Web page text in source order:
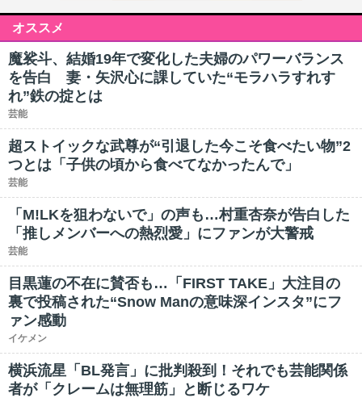
オススメ
魔裟斗、結婚19年で変化した夫婦のパワーバランス
を告白 妻・矢沢心に課していた“モラハラすれす
れ”鉄の掟とは
芸能
超ストイックな武尊が“引退した今こそ食べたい物”2
つとは「子供の頃から食べてなかったんで」
芸能
「M!LKを狙わないで」の声も…村重杏奈が告白した
「推しメンバーへの熱烈愛」にファンが大警戒
芸能
目黒蓮の不在に賛否も…「FIRST TAKE」大注目の
裏で投稿された“Snow Manの意味深インスタ”にフ
ァン感動
イケメン
横浜流星「BL発言」に批判殺到！それでも芸能関係
者が「クレームは無理筋」と断じるワケ